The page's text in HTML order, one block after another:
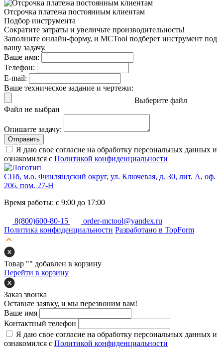
Отсрочка платежа постоянным клиентам
Подбор инструмента
Сократите затраты и увеличьте производительность!
Заполните онлайн-форму, и MCTool подберет инструмент под
вашу задачу.
Ваше имя:
Телефон:
E-mail:
Ваше техническое задание и чертежи:
Выберите файл
Файл не выбран
Опишите задачу:
Отправить
Я даю свое согласие на обработку персональных данных и
ознакомился с Политикой конфиденциальности
СПб, м.о. Финляндский округ, ул. Ключевая, д. 30, лит. А, оф.
206, пом. 27-Н
Время работы: с 9:00 до 17:00
8(800)600-80-15
order-mctool@yandex.ru
Политика конфиденциальности Разработано в TopForm
Товар "" добавлен в корзину
Перейти в корзину
Заказ звонка
Оставьте заявку, и мы перезвоним вам!
Ваше имя
Контактный телефон
Я даю свое согласие на обработку персональных данных и
ознакомился с Политикой конфиденциальности